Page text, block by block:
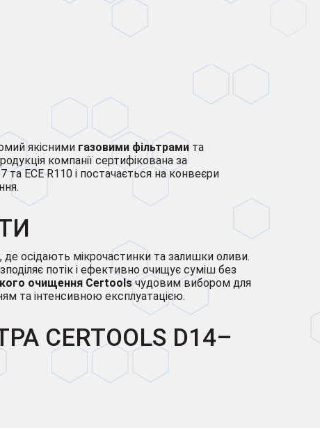
якісними газовими фільтрами та
компанії сертифікована за
ECE R110 і постачається на конвеєри
де осідають мікрочастинки та залишки оливи.
потік і ефективно очищує суміш без
очищення Certoolsчудовим вибором для
та інтенсивною експлуатацією.
CERTOOLS D14–